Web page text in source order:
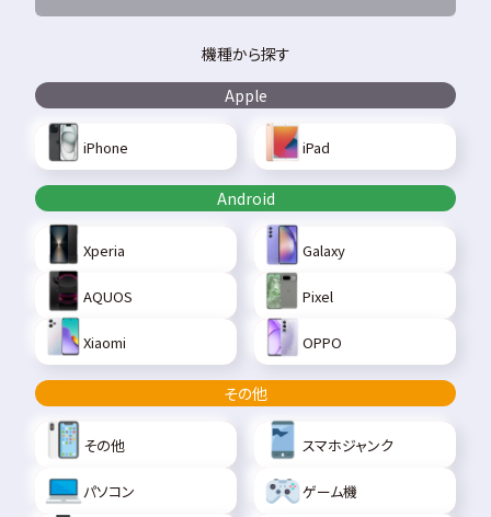
機種から探す
Apple
iPhone iPad
Android
Xperia Galaxy
AQUOS Pixel
Xiaomi OPPO
その他
その他 スマホジャンク
パソコン ゲーム機